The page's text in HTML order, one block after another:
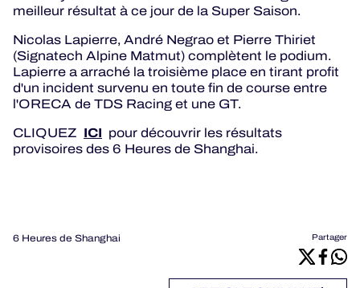
meilleur résultat à ce jour de la Super Saison.
Nicolas Lapierre, André Negrao et Pierre Thiriet
(Signatech Alpine Matmut) complètent le podium.
Lapierre a arraché la troisième place en tirant profit
d'un incident survenu en toute fin de course entre
l'ORECA de TDS Racing et une GT.
CLIQUEZ ICI pour découvrir les résultats
provisoires des 6 Heures de Shanghai.
6 Heures de Shanghai Partager